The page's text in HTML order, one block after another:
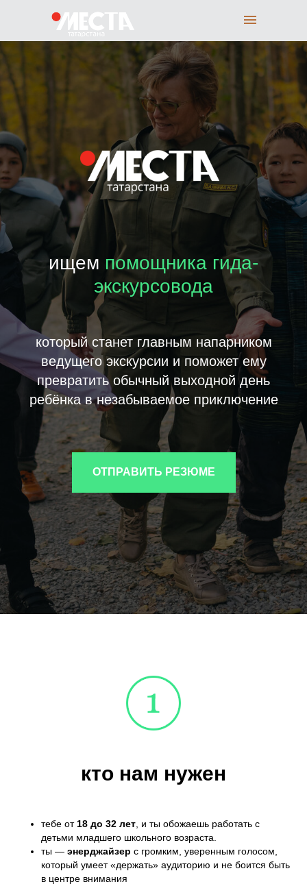
ищем помощника гида-
экскурсовода
который станет главным напарником
ведущего экскурсии и поможет ему
превратить обычный выходной день
ребёнка в незабываемое приключение
ОТПРАВИТЬ РЕЗЮМЕ
кто нам нужен
тебе от 18 до 32 лет , и ты обожаешь работать с
детьми младшего школьного возраста.
ты — энерджайзер с громким, уверенным голосом,
который умеет «держать» аудиторию и не боится быть
в центре внимания